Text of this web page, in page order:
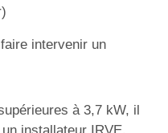
intervenir un
à 3,7 kW, il
installateur IRVE.